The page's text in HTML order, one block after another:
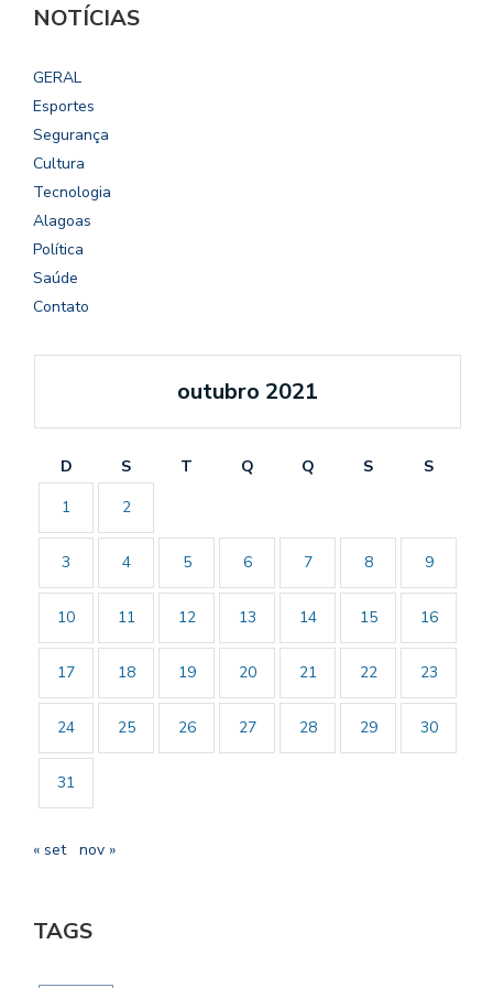
NOTÍCIAS
GERAL
Esportes
Segurança
Cultura
Tecnologia
Alagoas
Política
Saúde
Contato
outubro 2021
D S T Q Q S
S
1
2
3 4 5 6 7 8 9
10 11 12 13 14 15 16
17 18 19 20 21 22 23
24 25 26 27 28 29 30
31
« set nov »
TAGS